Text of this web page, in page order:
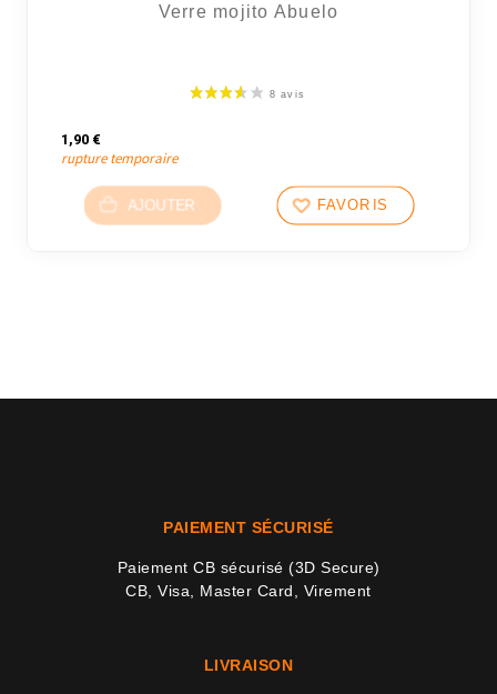
Verre mojito Abuelo
1,90 €
rupture temporaire
AJOUTER FAVORIS
PAIEMENT SÉCURISÉ
Paiement CB sécurisé (3D Secure)
CB, Visa, Master Card, Virement
LIVRAISON